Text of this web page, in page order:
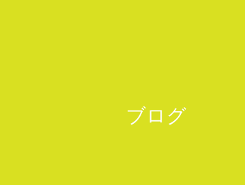
ブログ